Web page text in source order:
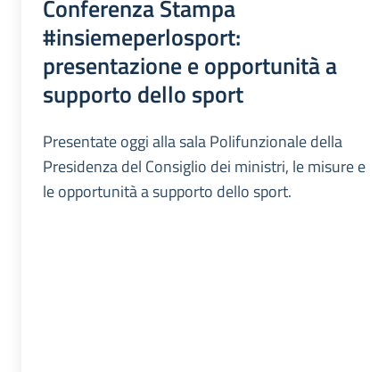
Conferenza Stampa
#insiemeperlosport:
presentazione e opportunità a
supporto dello sport
Presentate oggi alla sala Polifunzionale della
Presidenza del Consiglio dei ministri, le misure e
le opportunità a supporto dello sport.